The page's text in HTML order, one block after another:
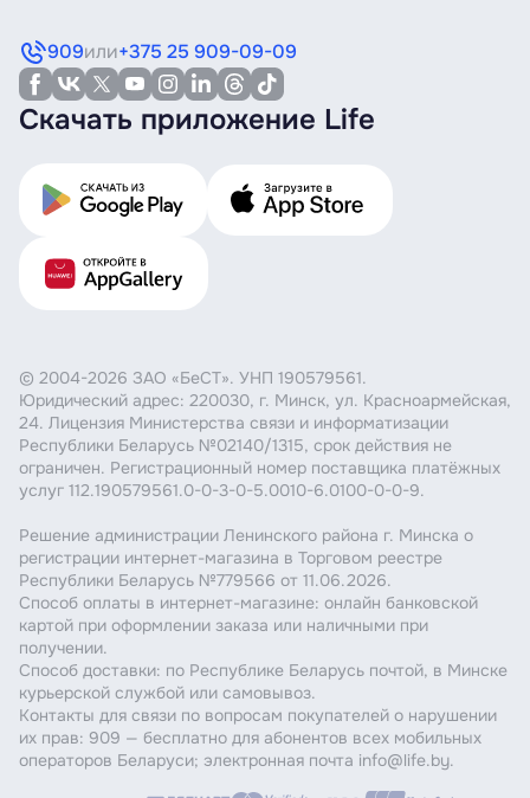
909или+375 25 909-09-09
Скачать приложение Life
© 2004-2026 ЗАО «БеСТ». УНП 190579561.
Юридический адрес: 220030, г. Минск, ул. Красноармейская,
24. Лицензия Министерства связи и информатизации
Республики Беларусь №02140/1315, срок действия не
ограничен. Регистрационный номер поставщика платёжных
услуг 112.190579561.0-0-3-0-5.0010-6.0100-0-0-9.
Решение администрации Ленинского района г. Минска о
регистрации интернет-магазина в Торговом реестре
Республики Беларусь №779566 от 11.06.2026.
Способ оплаты в интернет-магазине: онлайн банковской
картой при оформлении заказа или наличными при
получении.
Способ доставки: по Республике Беларусь почтой, в Минске
курьерской службой или самовывоз.
Контакты для связи по вопросам покупателей о нарушении
их прав: 909 — бесплатно для абонентов всех мобильных
операторов Беларуси; электронная почта info@life.by.